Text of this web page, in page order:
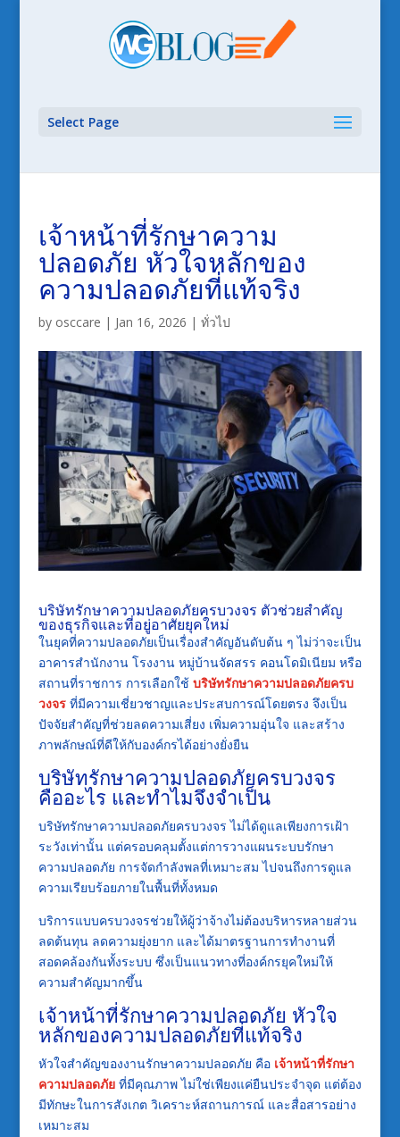
Select Page
เจ้าหน้าที่รักษาความ
ปลอดภัย หัวใจหลักของ
ความปลอดภัยที่แท้จริง
by osccare | Jan 16, 2026 | ทั่วไป
บริษัทรักษาความปลอดภัยครบวงจร ตัวช่วยสำคัญ
ของธุรกิจและที่อยู่อาศัยยุคใหม่
ในยุคที่ความปลอดภัยเป็นเรื่องสำคัญอันดับต้น ๆ ไม่ว่าจะเป็น
อาคารสำนักงาน โรงงาน หมู่บ้านจัดสรร คอนโดมิเนียม หรือ
สถานที่ราชการ การเลือกใช้ บริษัทรักษาความปลอดภัยครบ
วงจรที่มีความเชี่ยวชาญและประสบการณ์โดยตรง จึงเป็น
ปัจจัยสำคัญที่ช่วยลดความเสี่ยง เพิ่มความอุ่นใจ และสร้าง
ภาพลักษณ์ที่ดีให้กับองค์กรได้อย่างยั่งยืน
บริษัทรักษาความปลอดภัยครบวงจร
คืออะไร และทำไมจึงจำเป็น
บริษัทรักษาความปลอดภัยครบวงจร ไม่ได้ดูแลเพียงการเฝ้า
ระวังเท่านั้น แต่ครอบคลุมตั้งแต่การวางแผนระบบรักษา
ความปลอดภัย การจัดกำลังพลที่เหมาะสม ไปจนถึงการดูแล
ความเรียบร้อยภายในพื้นที่ทั้งหมด
บริการแบบครบวงจรช่วยให้ผู้ว่าจ้างไม่ต้องบริหารหลายส่วน
ลดต้นทุน ลดความยุ่งยาก และได้มาตรฐานการทำงานที่
สอดคล้องกันทั้งระบบ ซึ่งเป็นแนวทางที่องค์กรยุคใหม่ให้
ความสำคัญมากขึ้น
เจ้าหน้าที่รักษาความปลอดภัย หัวใจ
หลักของความปลอดภัยที่แท้จริง
หัวใจสำคัญของงานรักษาความปลอดภัย คือ เจ้าหน้าที่รักษา
ความปลอดภัยที่มีคุณภาพ ไม่ใช่เพียงแค่ยืนประจำจุด แต่ต้อง
มีทักษะในการสังเกต วิเคราะห์สถานการณ์ และสื่อสารอย่าง
เหมาะสม